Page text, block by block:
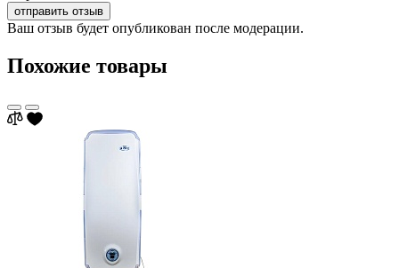
отправить отзыв
Ваш отзыв будет опубликован после модерации.
Похожие товары